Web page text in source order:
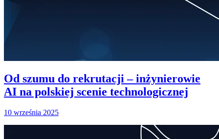
Od szumu do rekrutacji – inżynierowie
AI na polskiej scenie technologicznej
10 września 2025